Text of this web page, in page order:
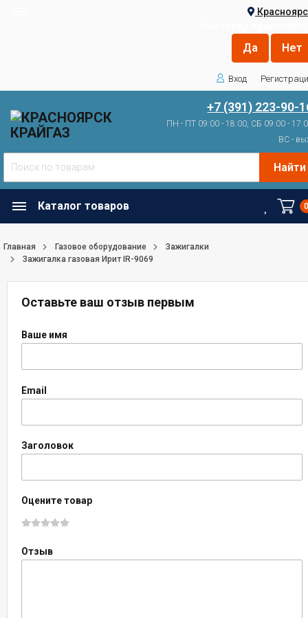
Вход
+7 (391) 223-90-
ПН - ПТ 09:00 - 18:00, СБ 09:00 -
ВС -
Найти
Каталог товаров
Главная Газовое оборудование
Зажигалки
Зажигалка газовая Ирит IR-9069
Оставьте ваш отзыв первым
Ваше имя
Email
Заголовок
Оцените товар
Отзыв